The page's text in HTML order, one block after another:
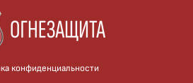
конфиденциальности